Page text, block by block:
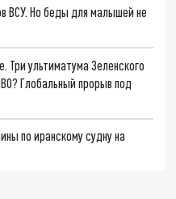
ВСУ. Но беды для малышей не
Три ультиматума Зеленского
Глобальный прорыв под
по иранскому судну на